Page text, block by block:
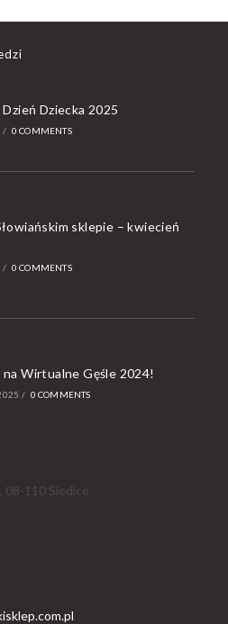
Dzień Dziecka 2025
/ 0 COMMENTS
sklepie – kwiecień
/ 0 COMMENTS
na Wirtualne Gęśle 2024!
/ 0 COMMENTS
08-110 Siedlce